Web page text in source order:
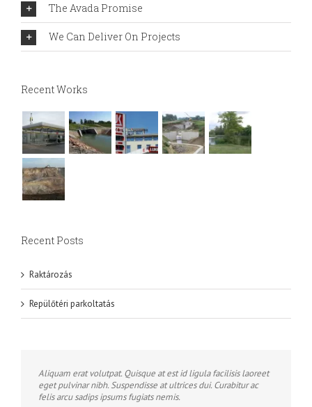
The Avada Promise
We Can Deliver On Projects
Recent Works
Recent Posts
Raktározás
Repülőtéri parkoltatás
Aliquam erat volutpat. Quisque at est id ligula facilisis laoreet
eget pulvinar nibh. Suspendisse at ultrices dui. Curabitur ac
felis arcu sadips ipsums fugiats nemis.